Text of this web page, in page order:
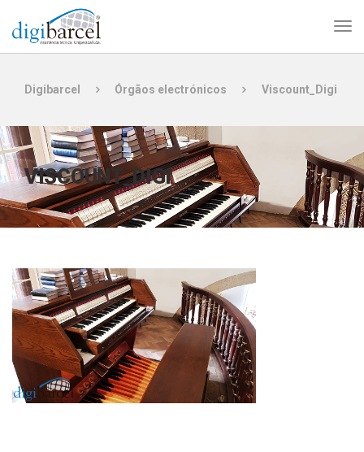
Digibarcel Órgãos electrónicos Viscount_Digi
VISCOUNT_DIGI